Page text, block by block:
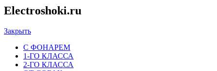
Electroshoki.ru
Закрыть
С ФОНАРЕМ
1-ГО КЛАССА
2-ГО КЛАССА